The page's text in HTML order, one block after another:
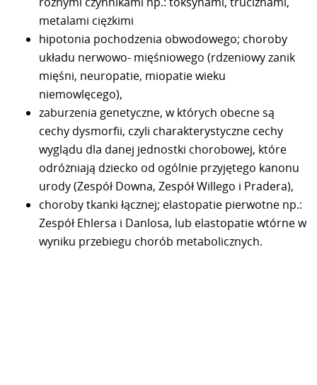
metalami ciężkimi
hipotonia pochodzenia obwodowego; choroby
układu nerwowo- mięśniowego (rdzeniowy zanik
mięśni, neuropatie, miopatie wieku
niemowlęcego),
zaburzenia genetyczne, w których obecne są
cechy dysmorfii, czyli charakterystyczne cechy
wyglądu dla danej jednostki chorobowej, które
odróżniają dziecko od ogólnie przyjętego kanonu
urody (Zespół Downa, Zespół Willego i Pradera),
choroby tkanki łącznej; elastopatie pierwotne np.:
Zespół Ehlersa i Danlosa, lub elastopatie wtórne w
wyniku przebiegu chorób metabolicznych.